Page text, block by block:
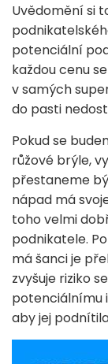
Uvědomění si
potenciální
každou cenu
v samých
do pasti
Pokud se
růžové brýle,
přestaneme
nápad má
toho velmi
podnikatele.
má šanci je
zvyšuje riziko
potenciálnímu
aby jej